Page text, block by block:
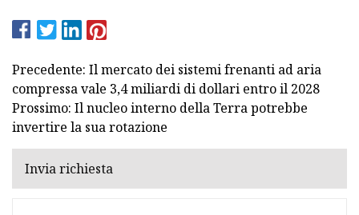
Precedente: Il mercato dei sistemi frenanti ad aria
compressa vale 3,4 miliardi di dollari entro il 2028
Prossimo: Il nucleo interno della Terra potrebbe
invertire la sua rotazione
Invia richiesta